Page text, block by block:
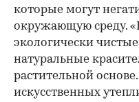
которые могут
окружающую среду.
экологически
натуральные
растительной
искусственных